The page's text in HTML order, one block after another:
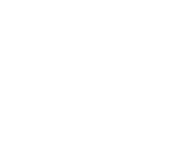
de 5, 392 avaliações